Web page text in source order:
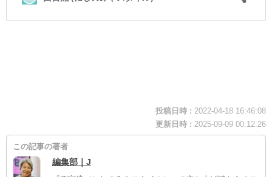
投稿日時 : 2022-04-18 16:46:08
更新日時 : 2025-09-09 00:12:26
この記事の著者
編集部｜J